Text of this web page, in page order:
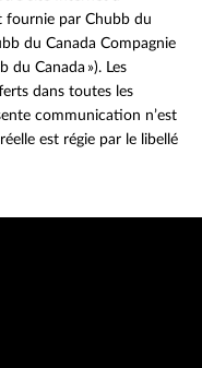
fournie par Chubb du
du Canada Compagnie
du Canada »). Les
dans toutes les
communication n’est
est régie par le libellé